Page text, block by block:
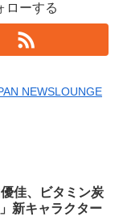
ローする
NEWSLOUNGE
佳、ビタミン炭
新キャラクター